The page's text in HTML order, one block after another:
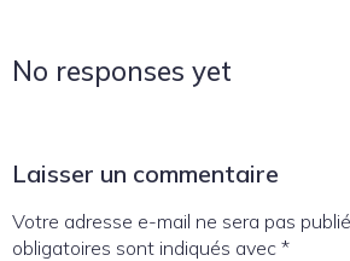
No responses yet
Laisser un commentaire
Votre adresse e-mail ne sera pas
obligatoires sont indiqués avec *